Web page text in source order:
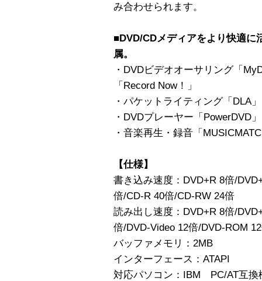
み合わせられます。
■DVD/CDメディアをより快適に
属。
・DVDビデオオーサリング「
「Record Now！」
・パケットライティング「DLA」
・DVDプレーヤー「PowerDVD」
・音楽再生・録音「
【仕様】
書き込み速度：DVD+R 8倍/
倍/CD-R 40倍/CD-RW 24倍
読み出し速度：DVD+R 8倍/
倍/DVD-Video 12倍/DVD-ROM
バッファメモリ：2MB
インターフェース：ATAPI
対応パソコン：IBM PC/AT互換